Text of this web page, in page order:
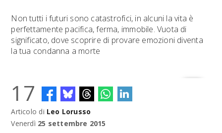
NETFLIX SADIE SINK STAR TREK: STRANGE NEW WORLDS
Non tutti i futuri sono catastrofici, in alcuni la vita è
perfettamente pacifica, ferma, immobile. Vuota di
significato, dove scoprire di provare emozioni diventa
la tua condanna a morte
17
Articolo di Leo Lorusso
Venerdì 25 settembre 2015